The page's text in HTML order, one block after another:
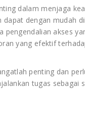
dalam menjaga
dengan mudah
akses
yang efektif
penting dan
tugas sebagai